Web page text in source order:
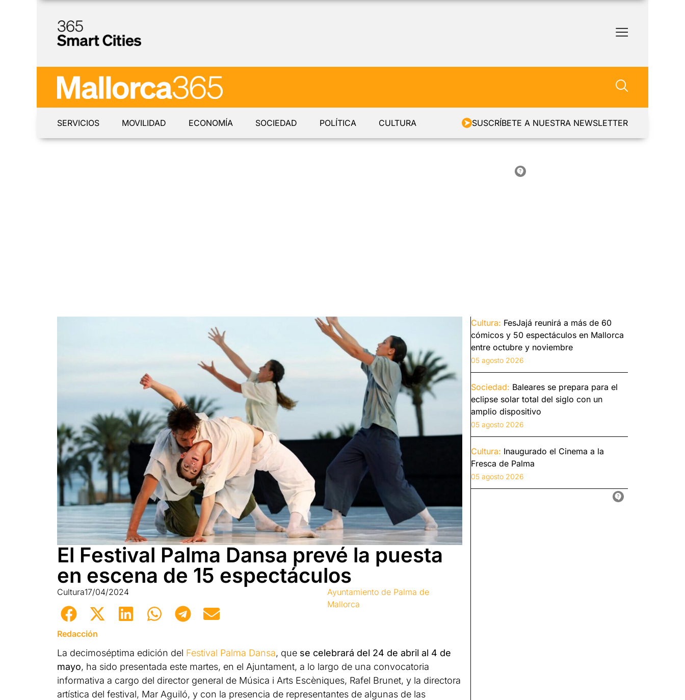
SERVICIOS MOVILIDAD ECONOMÍA SOCIEDAD POLÍTICA CULTURA SUSCRÍBETE A NUESTRA NEWSLETTER
El Festival Palma Dansa prevé la puesta
en escena de 15 espectáculos
Cultura17/04/2024
Ayuntamiento de Palma de
Mallorca
Redacción
La decimoséptima edición del Festival Palma Dansa, que se celebrará del 24 de abril al 4 de
mayo, ha sido presentada este martes, en el Ajuntament, a lo largo de una convocatoria
informativa a cargo del director general de Música i Arts Escèniques, Rafel Brunet, y la directora
artística del festival, Mar Aguiló, y con la presencia de representantes de algunas de las
Cultura: FesJajá reunirá a más de 60
cómicos y 50 espectáculos en Mallorca
entre octubre y noviembre
05 agosto 2026
Sociedad: Baleares se prepara para el
eclipse solar total del siglo con un
amplio dispositivo
05 agosto 2026
Cultura: Inaugurado el Cinema a la
Fresca de Palma
05 agosto 2026